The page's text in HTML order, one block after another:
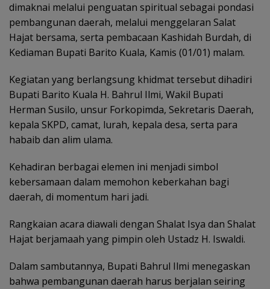
dimaknai melalui penguatan spiritual sebagai pondasi
pembangunan daerah, melalui menggelaran Salat
Hajat bersama, serta pembacaan Kashidah Burdah, di
Kediaman Bupati Barito Kuala, Kamis (01/01) malam.
Kegiatan yang berlangsung khidmat tersebut dihadiri
Bupati Barito Kuala H. Bahrul Ilmi, Wakil Bupati
Herman Susilo, unsur Forkopimda, Sekretaris Daerah,
kepala SKPD, camat, lurah, kepala desa, serta para
habaib dan alim ulama.
Kehadiran berbagai elemen ini menjadi simbol
kebersamaan dalam memohon keberkahan bagi
daerah, di momentum hari jadi.
Rangkaian acara diawali dengan Shalat Isya dan Shalat
Hajat berjamaah yang pimpin oleh Ustadz H. Iswaldi.
Dalam sambutannya, Bupati Bahrul Ilmi menegaskan
bahwa pembangunan daerah harus berjalan seiring